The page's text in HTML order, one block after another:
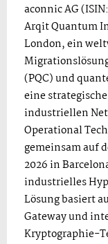
aconnic AG
Arqit Quantum
London, ein
(PQC) und
eine
industriellen
Operational
gemeinsam auf
2026 in
industrielles
Lösung basiert
Gateway und
Kryptographie-